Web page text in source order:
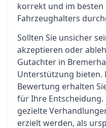
korrekt und im besten
Fahrzeughalters
Sollten Sie unsicher
akzeptieren oder
Gutachter in
Unterstützung bieten.
Bewertung erhalten
für Ihre
gezielte
erzielt werden, als